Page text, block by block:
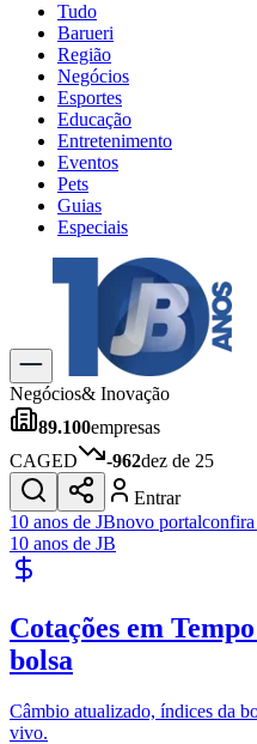
Tudo
Barueri
Região
Negócios
Esportes
Educação
Entretenimento
Eventos
Pets
Guias
Especiais
Explore Tudo
Últimas Notícias
Previsão do Tempo
Trânsito e Rotas
Dia a Dia & Lazer
Gastronomia
Cinema & Shows
JogosNovo
Para Sua Empresa
Publicidade Legal
Política
Esportes
Negócios& Inovação
89.100empresas
CAGED
-962dez de 25
Entrar
10 anos de JBnovo portalconfira
10 anos de JB
Cotações em
bolsa
Câmbio atualizado, índices da
vivo.